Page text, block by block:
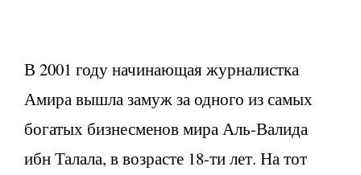
В 2001 году начинающая журналистка
Амира вышла замуж за одного из самых
богатых бизнесменов мира Аль-Валида
ибн Талала, в возрасте 18-ти лет. На тот